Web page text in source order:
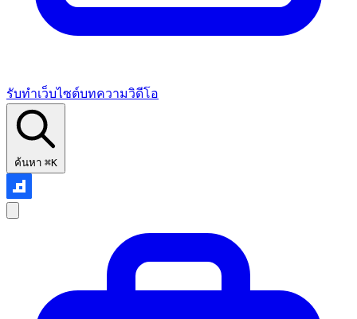
รับทำเว็บไซต์บทความวิดีโอ
ค้นหา ⌘K